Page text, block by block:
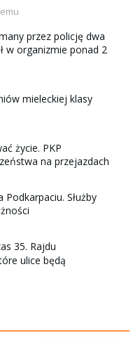
przez policję dwa
w organizmie ponad 2
mieleckiej klasy
życie. PKP
na przejazdach
Służby
35. Rajdu
ulice będą